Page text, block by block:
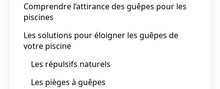
Comprendre l’attirance des guêpes pour les
piscines
Les solutions pour éloigner les guêpes de
votre piscine
Les répulsifs naturels
Les pièges à guêpes